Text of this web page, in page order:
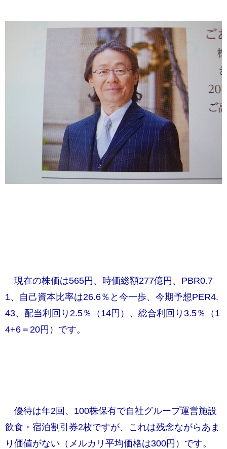
​ 現在の株価は565円、時価総額277億円、PBR0.7
1、自己資本比率は26.6％と今一歩、今期予想PER4.
43、配当利回り2.5％（14円）、総合利回り3.5％（1
4+6＝20円）です。
優待は年2回、100株保有で自社グループ運営施設
飲食・宿泊割引券2枚ですが、これは残念ながらあま
り価値がない（メルカリ平均価格は300円）です。